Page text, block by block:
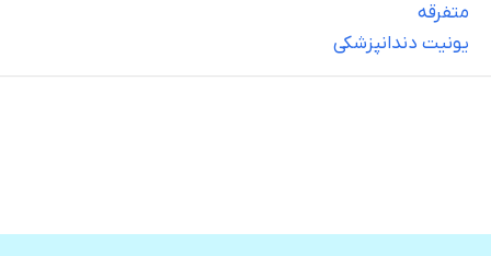
متفرقه
یونیت دندانپزشکی